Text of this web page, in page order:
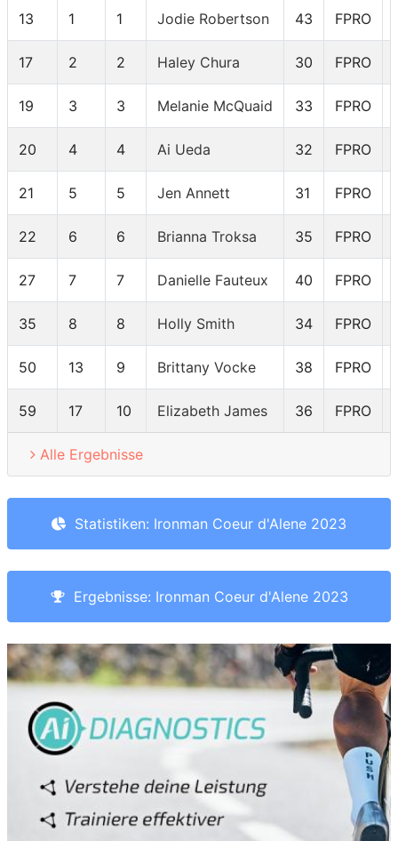
13 1 1 Jodie Robertson 43 FPRO
17 2 2 Haley Chura 30 FPRO
19 3 3 Melanie McQuaid 33 FPRO
20 4 4 Ai Ueda 32 FPRO
21 5 5 Jen Annett 31 FPRO
22 6 6 Brianna Troksa 35 FPRO
27 7 7 Danielle Fauteux 40 FPRO
35 8 8 Holly Smith 34 FPRO
50 13 9 Brittany Vocke 38 FPRO
59 17 10 Elizabeth James 36 FPRO
Alle Ergebnisse
Statistiken: Ironman Coeur d'Alene 2023
Ergebnisse: Ironman Coeur d'Alene 2023